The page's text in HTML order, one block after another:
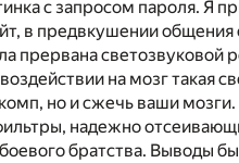
с запросом пароля. Я
в предвкушении
прервана
на мозг такая
но и сжечь ваши
надежно
братства. Выводы